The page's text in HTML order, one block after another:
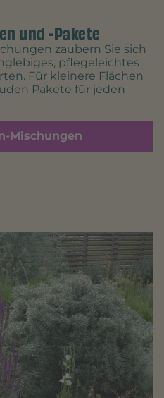
und -Pakete
zaubern Sie sich
pflegeleichtes
Für kleinere Flächen
Pakete für jeden
Mischungen